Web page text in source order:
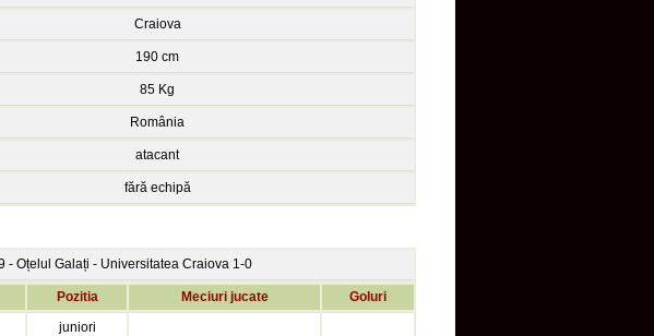
Craiova
190 cm
85 Kg
România
atacant
fără echipă
- Oțelul Galați - Universitatea Craiova 1-0
Pozitia Meciuri jucate
Goluri
juniori